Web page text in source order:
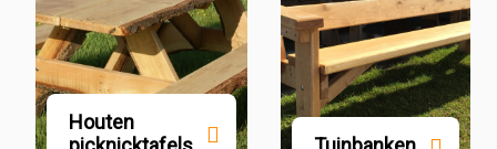
Houten